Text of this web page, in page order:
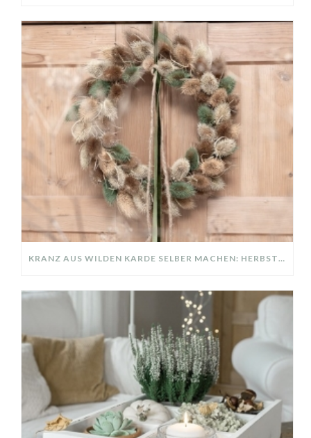
KRANZ AUS WILDEN KARDE SELBER MACHEN: HERBSTDEKO GANZ EINFACH